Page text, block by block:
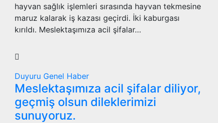
hayvan sağlık işlemleri sırasında hayvan tekmesine
maruz kalarak iş kazası geçirdi. İki kaburgası
kırıldı. Meslektaşımıza acil şifalar…
Duyuru Genel Haber
Meslektaşımıza acil şifalar diliyor,
geçmiş olsun dileklerimizi
sunuyoruz.